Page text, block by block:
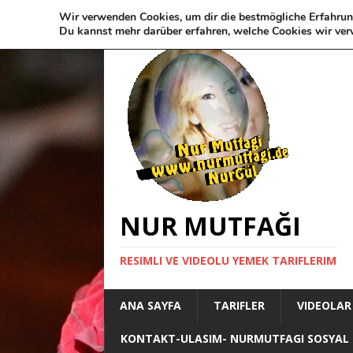
NUR MUTFAĞI
RESIMLI VE VIDEOLU YEMEK TARIFLERIM
ANA SAYFA TARIFLER VIDEOLAR
KONTAKT-ULASIM- NURMUTFAGI SOSYAL
Wir verwenden Cookies, um dir die bestmögliche
Du kannst mehr darüber erfahren, welche Cookies wir